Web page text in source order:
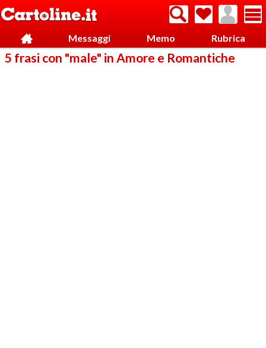
Messaggi Memo Rubrica
5 frasi con "male" in Amore e Romantiche